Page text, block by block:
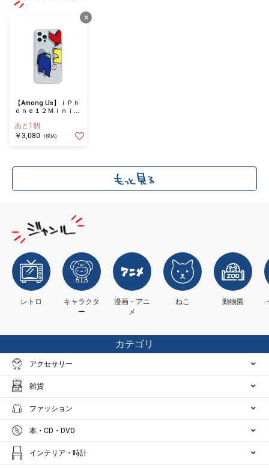
×
【Among Us】ｉＰｈ
ｏｎｅ１２Ｍｉｎｉケ
あと1個
￥3,080
(税込)
レトロ
キャラクタ
ー
漫画・アニ
メ
ねこ 動物園
カテゴリ
アクセサリー
雑貨
ファッション
本・CD・DVD
インテリア・時計